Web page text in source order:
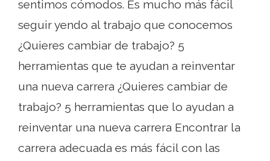
sentimos cómodos. Es mucho más fácil
seguir yendo al trabajo que conocemos
¿Quieres cambiar de trabajo? 5
herramientas que te ayudan a reinventar
una nueva carrera ¿Quieres cambiar de
trabajo? 5 herramientas que lo ayudan a
reinventar una nueva carrera Encontrar la
carrera adecuada es más fácil con las